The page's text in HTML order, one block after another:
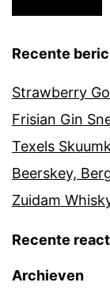
Recente
Strawberry
Frisian Gin
Texels
Beerskey,
Zuidam
Recente
Archieven